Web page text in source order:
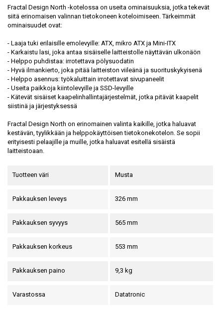
Fractal Design North -kotelossa on useita ominaisuuksia, jotka tekevät
siitä erinomaisen valinnan tietokoneen koteloimiseen. Tärkeimmät
ominaisuudet ovat:
- Laaja tuki erilaisille emolevyille: ATX, mikro ATX ja Mini-ITX
- Karkaistu lasi, joka antaa sisäiselle laitteistolle näyttävän ulkonäön
- Helppo puhdistaa: irrotettava pölysuodatin
- Hyvä ilmankierto, joka pitää laitteiston viileänä ja suorituskykyisenä
- Helppo asennus: työkaluittain irrotettavat sivupaneelit
- Useita paikkoja kiintolevyille ja SSD-levyille
- Kätevät sisäiset kaapelinhallintajärjestelmät, jotka pitävät kaapelit
siistinä ja järjestyksessä
Fractal Design North on erinomainen valinta kaikille, jotka haluavat
kestävän, tyylikkään ja helppokäyttöisen tietokonekotelon. Se sopii
erityisesti pelaajille ja muille, jotka haluavat esitellä sisäistä
laitteistoaan.
Tuotteen väri Musta
Pakkauksen leveys 326 mm
Pakkauksen syvyys 565 mm
Pakkauksen korkeus 553 mm
Pakkauksen paino 9,3 kg
Varastossa Datatronic